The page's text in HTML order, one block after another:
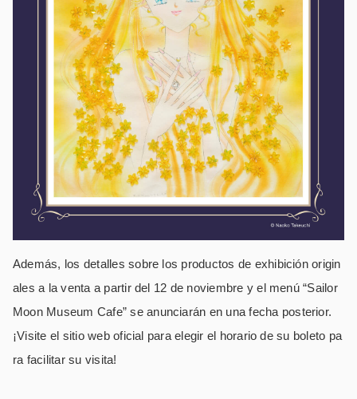
Además, los detalles sobre los productos de exhibición origin
ales a la venta a partir del 12 de noviembre y el menú “Sailor
Moon Museum Cafe” se anunciarán en una fecha posterior.
¡Visite el sitio web oficial para elegir el horario de su boleto pa
ra facilitar su visita!